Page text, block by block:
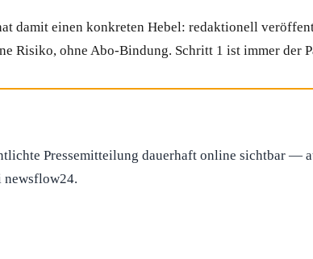
damit einen konkreten Hebel: redaktionell
Risiko, ohne Abo-Bindung. Schritt 1 ist immer der
Pressemitteilung dauerhaft online sichtbar —
newsflow24.